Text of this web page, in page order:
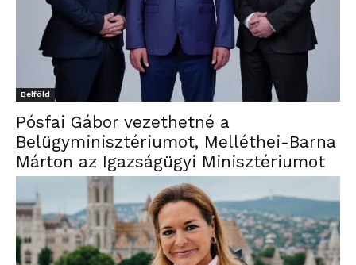
Belföld
Pósfai Gábor vezethetné a
Belügyminisztériumot, Melléthei-Barna
Márton az Igazságügyi Minisztériumot